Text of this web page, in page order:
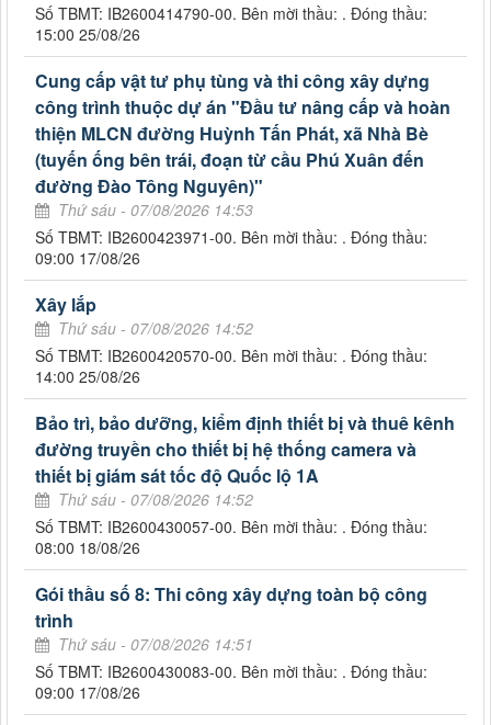
Số TBMT: IB2600414790-00. Bên mời thầu: . Đóng thầu:
15:00 25/08/26
Cung cấp vật tư phụ tùng và thi công xây dựng
công trình thuộc dự án "Đầu tư nâng cấp và hoàn
thiện MLCN đường Huỳnh Tấn Phát, xã Nhà Bè
(tuyến ống bên trái, đoạn từ cầu Phú Xuân đến
đường Đào Tông Nguyên)"
Thứ sáu - 07/08/2026 14:53
Số TBMT: IB2600423971-00. Bên mời thầu: . Đóng thầu:
09:00 17/08/26
Xây lắp
Thứ sáu - 07/08/2026 14:52
Số TBMT: IB2600420570-00. Bên mời thầu: . Đóng thầu:
14:00 25/08/26
Bảo trì, bảo dưỡng, kiểm định thiết bị và thuê kênh
đường truyền cho thiết bị hệ thống camera và
thiết bị giám sát tốc độ Quốc lộ 1A
Thứ sáu - 07/08/2026 14:52
Số TBMT: IB2600430057-00. Bên mời thầu: . Đóng thầu:
08:00 18/08/26
Gói thầu số 8: Thi công xây dựng toàn bộ công
trình
Thứ sáu - 07/08/2026 14:51
Số TBMT: IB2600430083-00. Bên mời thầu: . Đóng thầu:
09:00 17/08/26